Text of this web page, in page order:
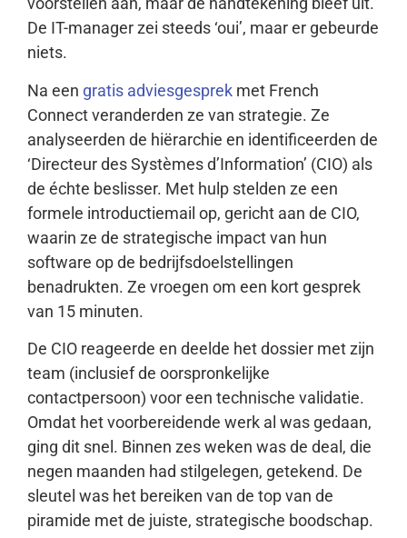
De IT-manager zei steeds ‘oui’, maar er gebeurde
niets.
Na een gratis adviesgesprek met French
Connect veranderden ze van strategie. Ze
analyseerden de hiërarchie en identificeerden de
‘Directeur des Systèmes d’Information’ (CIO) als
de échte beslisser. Met hulp stelden ze een
formele introductiemail op, gericht aan de CIO,
waarin ze de strategische impact van hun
software op de bedrijfsdoelstellingen
benadrukten. Ze vroegen om een kort gesprek
van 15 minuten.
De CIO reageerde en deelde het dossier met zijn
team (inclusief de oorspronkelijke
contactpersoon) voor een technische validatie.
Omdat het voorbereidende werk al was gedaan,
ging dit snel. Binnen zes weken was de deal, die
negen maanden had stilgelegen, getekend. De
sleutel was het bereiken van de top van de
piramide met de juiste, strategische boodschap.